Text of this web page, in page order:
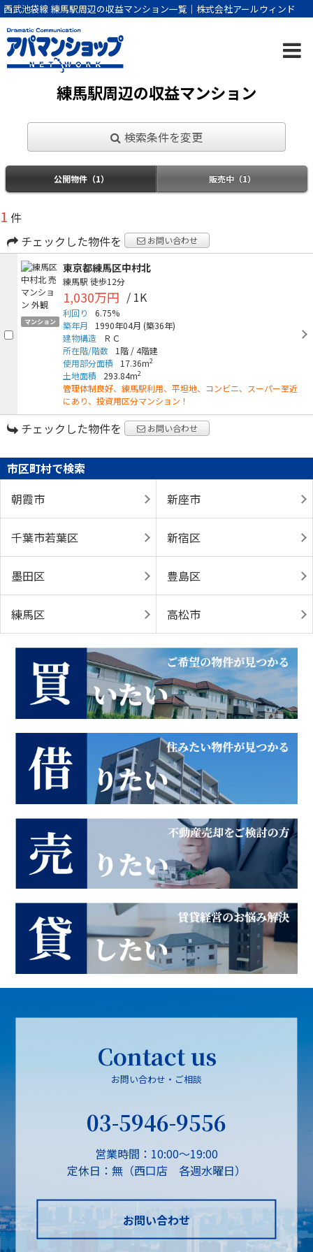
西武池袋線 練馬駅周辺の収益マンション一覧｜株式会社アールウィンド
練馬駅周辺の収益マンション
検索条件を変更
公開物件（1） 販売中（1）
1 件
チェックした物件を
お問い合わせ
マンション
東京都練馬区中村北
練馬駅 徒歩12分
1,030万円 / 1K
利回り
6.75%
築年月
1990年04月 (築36年)
建物構造
ＲＣ
所在階/階数
1階 /4階建
使用部分面積
17.36m2
土地面積 293.84m2
管理体制良好、練馬駅利用、平坦地、コンビニ、スーパー至近
にあり、投資用区分マンション！
チェックした物件を お問い合わせ
市区町村で検索
朝霞市
新座市
千葉市若葉区 新宿区
墨田区 豊島区
練馬区 高松市
Contact us
お問い合わせ・ご相談
03-5946-9556
営業時間：10:00～19:00
定休日：無（西口店 各週水曜日）
お問い合わせ